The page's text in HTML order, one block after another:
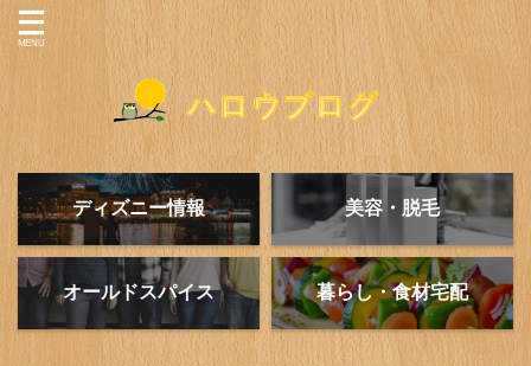
ディズニー情報 美容・脱毛
オールドスパイス 暮らし・食材宅配